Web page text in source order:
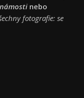
nebo
fotografie: se